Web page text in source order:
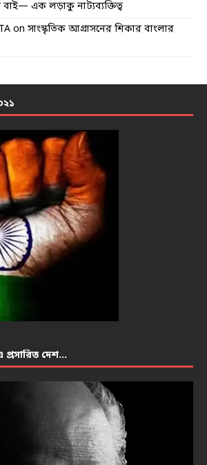
এক লড়াকু নাট্যব্যক্তিত্ব
on সাংস্কৃতিক আগ্রাসনের শিকার বাংলার
প্রসারিত দেশ…